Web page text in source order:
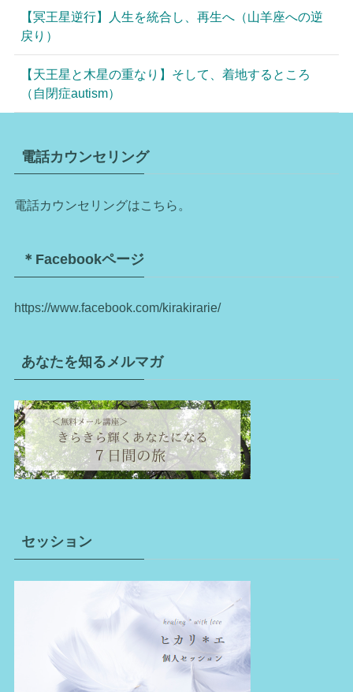
【冥王星逆行】人生を統合し、再生へ（山羊座への逆
戻り）
【天王星と木星の重なり】そして、着地するところ
（自閉症autism）
電話カウンセリング
電話カウンセリングはこちら。
＊Facebookページ
https://www.facebook.com/kirakirarie/
あなたを知るメルマガ
セッション